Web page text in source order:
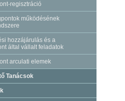
regisztráció
működésének
hozzájárulás és a
által vállalt feladatok
arculati elemek
Tanácsok